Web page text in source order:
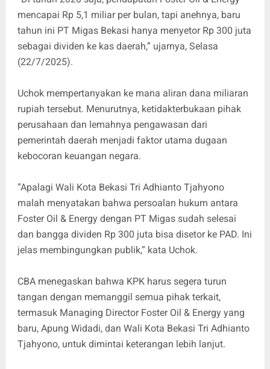
mencapai Rp 5,1 miliar per bulan, tapi anehnya, baru
tahun ini PT Migas Bekasi hanya menyetor Rp 300 juta
sebagai dividen ke kas daerah,” ujarnya, Selasa
(22/7/2025).
Uchok mempertanyakan ke mana aliran dana miliaran
rupiah tersebut. Menurutnya, ketidakterbukaan pihak
perusahaan dan lemahnya pengawasan dari
pemerintah daerah menjadi faktor utama dugaan
kebocoran keuangan negara.
“Apalagi Wali Kota Bekasi Tri Adhianto Tjahyono
malah menyatakan bahwa persoalan hukum antara
Foster Oil & Energy dengan PT Migas sudah selesai
dan bangga dividen Rp 300 juta bisa disetor ke PAD. Ini
jelas membingungkan publik,” kata Uchok.
CBA menegaskan bahwa KPK harus segera turun
tangan dengan memanggil semua pihak terkait,
termasuk Managing Director Foster Oil & Energy yang
baru, Apung Widadi, dan Wali Kota Bekasi Tri Adhianto
Tjahyono, untuk dimintai keterangan lebih lanjut.